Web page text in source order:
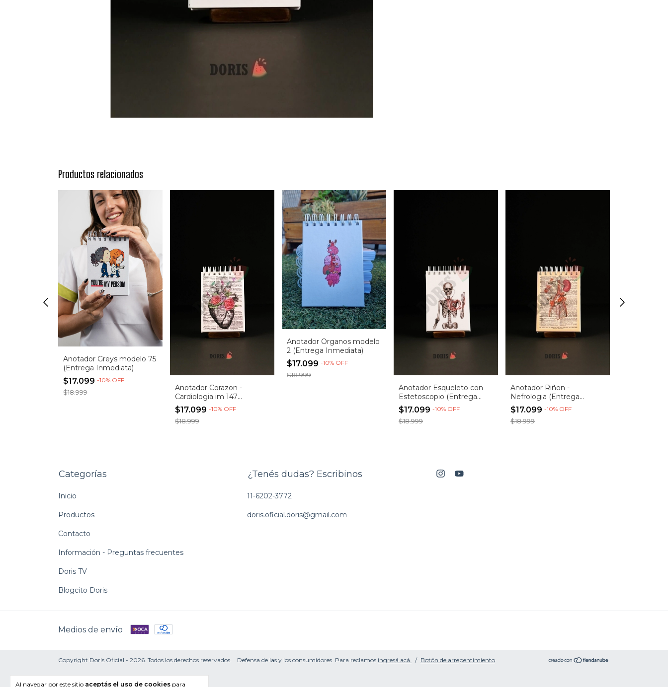
Al navegar por este sitio aceptás el uso de cookies para
Productos relacionados
Anotador Greys modelo 75
(Entrega Inmediata)
$17.099 -10% OFF
$18.999
Anotador Corazon -
Cardiologia im 147
(Entrega inmediata!)
$17.099 -10% OFF
$18.999
Anotador Organos modelo
2 (Entrega Inmediata)
$17.099 -10% OFF
$18.999
Anotador Esqueleto con
Estetoscopio (Entrega
Inmediata)
$17.099 -10% OFF
$18.999
Anotador Riñon -
Nefrologia (Entrega
Inmediata)
$17.099 -10% OFF
$18.999
Categorías
Inicio
Productos
Contacto
Información - Preguntas frecuentes
Doris TV
Blogcito Doris
¿Tenés dudas? Escribinos
11-6202-3772
doris.oficial.doris@gmail.com
Medios de envío
Copyright Doris Oficial - 2026. Todos los derechos reservados. Defensa de las y los consumidores. Para reclamos ingresá acá. / Botón de arrepentimiento